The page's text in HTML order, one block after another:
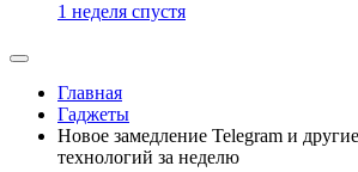
1 неделя спустя
Главная
Гаджеты
Новое замедление Telegram и
технологий за неделю